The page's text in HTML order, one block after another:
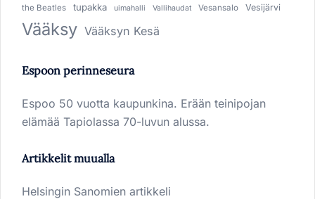
the Beatles tupakka uimahalli Vallihaudat Vesansalo Vesijärvi
Vääksy Vääksyn Kesä
Espoon perinneseura
Espoo 50 vuotta kaupunkina. Erään teinipojan
elämää Tapiolassa 70-luvun alussa.
Artikkelit muualla
Helsingin Sanomien artikkeli